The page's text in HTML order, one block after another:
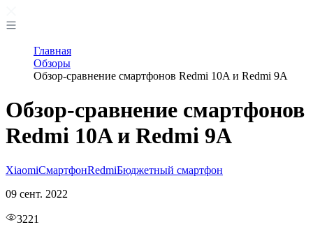
Главная
Обзоры
Обзор-сравнение смартфонов Redmi 10A и Redmi 9A
Обзор-сравнение смартфонов
Redmi 10A и Redmi 9A
XiaomiСмартфонRedmiБюджетный смартфон
09 сент. 2022
3221